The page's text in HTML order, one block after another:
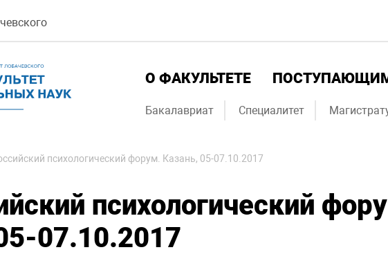
О ФАКУЛЬТЕТЕ
Бакалавриат Специалитет
психологический форум. Казань, 05-07.10.2017
психологический
07.10.2017